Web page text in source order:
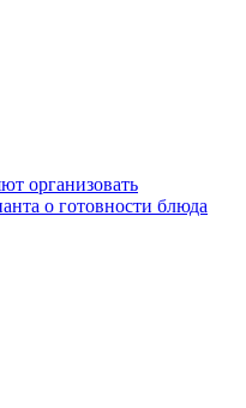
организовать
о готовности блюда